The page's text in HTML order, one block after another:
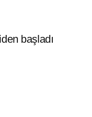
başladı